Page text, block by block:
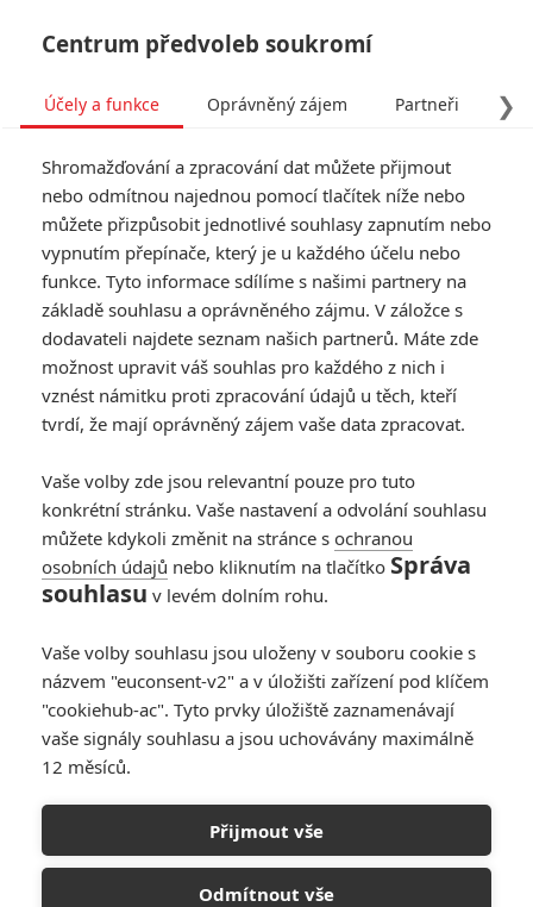
Sarah
Jessica
Parker
Datum narození:25.03.1965
Ohio, USA
TAGY Sarah Jessica Parker
Články
pokračuje s další
sérií
Centrum předvoleb soukromí
❯
Účely a funkce Oprávněný zájem Partneři
Shromažďování a zpracování dat můžete přijmout
nebo odmítnou najednou pomocí tlačítek níže nebo
můžete přizpůsobit jednotlivé souhlasy zapnutím nebo
vypnutím přepínače, který je u každého účelu nebo
funkce. Tyto informace sdílíme s našimi partnery na
základě souhlasu a oprávněného zájmu. V záložce s
dodavateli najdete seznam našich partnerů. Máte zde
možnost upravit váš souhlas pro každého z nich i
vznést námitku proti zpracování údajů u těch, kteří
tvrdí, že mají oprávněný zájem vaše data zpracovat.
Vaše volby zde jsou relevantní pouze pro tuto
konkrétní stránku. Vaše nastavení a odvolání souhlasu
můžete kdykoli změnit na stránce s ochranou
osobních údajů nebo kliknutím na tlačítko Správa
souhlasu v levém dolním rohu.
Vaše volby souhlasu jsou uloženy v souboru cookie s
názvem "euconsent-v2" a v úložišti zařízení pod klíčem
"cookiehub-ac". Tyto prvky úložiště zaznamenávají
vaše signály souhlasu a jsou uchovávány maximálně
12 měsíců.
Přijmout vše
Odmítnout vše